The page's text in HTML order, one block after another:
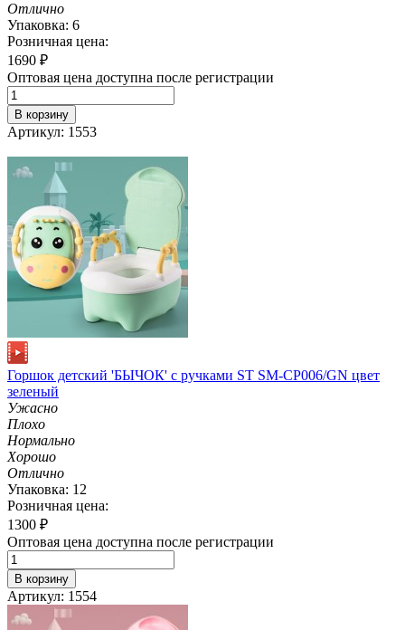
Отлично
Упаковка: 6
Розничная цена:
1690 ₽
Оптовая цена доступна после регистрации
В корзину
Артикул: 1553
Горшок детский 'БЫЧОК' с ручками ST SM-CP006/GN цвет
зеленый
Ужасно
Плохо
Нормально
Хорошо
Отлично
Упаковка: 12
Розничная цена:
1300 ₽
Оптовая цена доступна после регистрации
В корзину
Артикул: 1554